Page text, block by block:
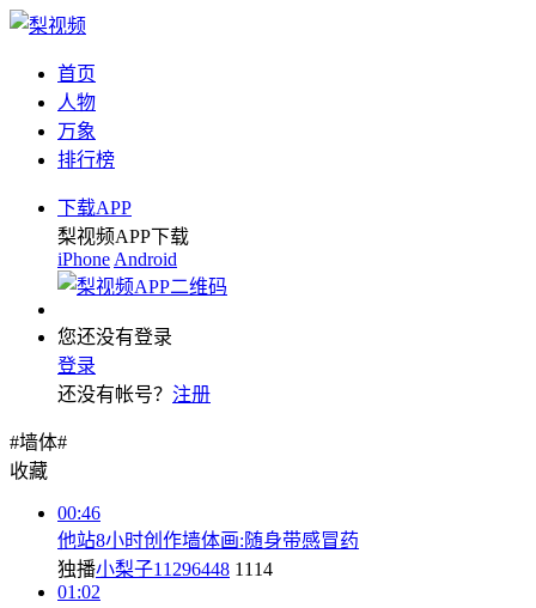
首页
人物
万象
排行榜
下载APP
梨视频APP下载
iPhone Android
您还没有登录
登录
还没有帐号？ 注册
#墙体#
收藏
00:46
他站8小时创作墙体画:随身带感冒药
独播小梨子11296448 1114
01:02